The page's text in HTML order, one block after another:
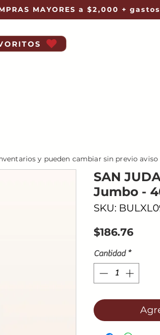
MAYORES a $2,000 +
SAN
Jumbo -
SKU:
$186.76
Cantidad *
y pueden cambiar sin previo aviso